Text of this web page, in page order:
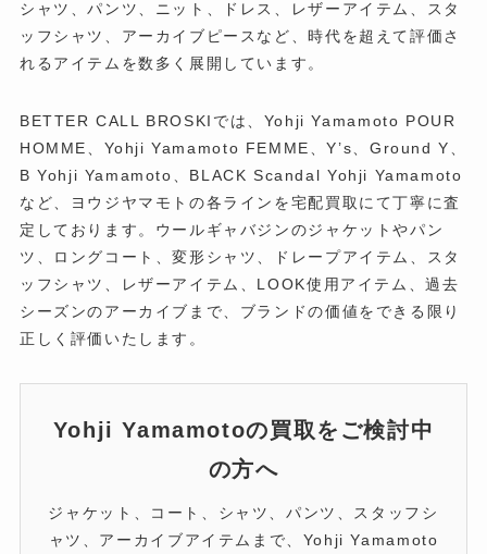
シャツ、パンツ、ニット、ドレス、レザーアイテム、スタ
ッフシャツ、アーカイブピースなど、時代を超えて評価さ
れるアイテムを数多く展開しています。
BETTER CALL BROSKIでは、Yohji Yamamoto POUR
HOMME、Yohji Yamamoto FEMME、Y’s、Ground Y、
B Yohji Yamamoto、BLACK Scandal Yohji Yamamoto
など、ヨウジヤマモトの各ラインを宅配買取にて丁寧に査
定しております。ウールギャバジンのジャケットやパン
ツ、ロングコート、変形シャツ、ドレープアイテム、スタ
ッフシャツ、レザーアイテム、LOOK使用アイテム、過去
シーズンのアーカイブまで、ブランドの価値をできる限り
正しく評価いたします。
Yohji Yamamotoの買取をご検討中
の方へ
ジャケット、コート、シャツ、パンツ、スタッフシ
ャツ、アーカイブアイテムまで、Yohji Yamamoto